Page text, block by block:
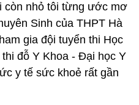
còn nhỏ tôi từng ước mơ
Sinh của THPT Hà
gia đội tuyển thi Học
đỗ Y Khoa - Đại học Y
y tế sức khoẻ rất gần